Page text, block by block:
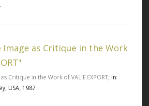
Image as Critique in the Work
Critique in the Work of VALIE EXPORT; in:
USA, 1987